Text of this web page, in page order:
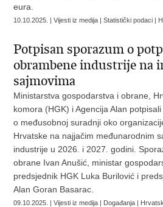
eura.
10.10.2025. | Vijesti iz medija | Statistički podaci |
Potpisan sporazum o
obrambene industrije na
sajmovima
Ministarstva gospodarstva i obrane,
komora (HGK) i Agencija Alan
o međusobnoj suradnji oko
Hrvatske na najjačim međunarodnim
industrije u 2026. i 2027. godini.
obrane Ivan Anušić, ministar
predsjednik HGK Luka Burilović i
Alan Goran Basarac.
09.10.2025. | Vijesti iz medija | Događanja |